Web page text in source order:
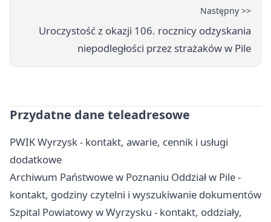
Następny >>
Uroczystość z okazji 106. rocznicy odzyskania
niepodległości przez strażaków w Pile
Przydatne dane teleadresowe
PWIK Wyrzysk - kontakt, awarie, cennik i usługi
dodatkowe
Archiwum Państwowe w Poznaniu Oddział w Pile -
kontakt, godziny czytelni i wyszukiwanie dokumentów
Szpital Powiatowy w Wyrzysku - kontakt, oddziały,